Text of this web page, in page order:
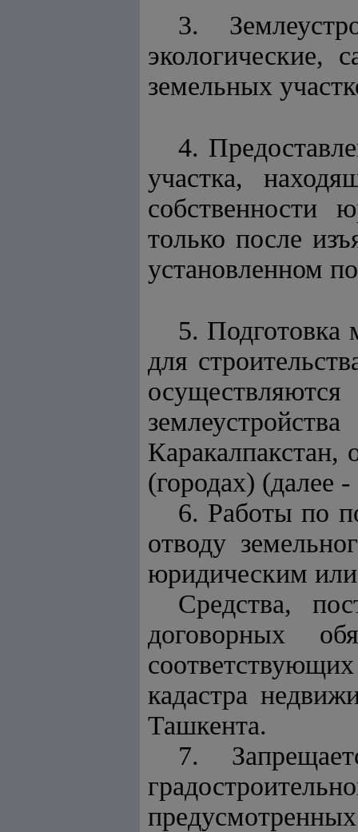
3.
экологические,
земельных
4.
участка,
собственности
только после
установленном
5. Подготовка
для
Каракалпакстан,
(городах) (далее -
6. Работы по
отводу
юридическим
Средства,
договорных
кадастра
Ташкента.
7.